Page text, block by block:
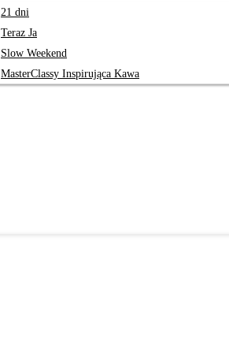
21 dni
Teraz Ja
Slow Weekend
MasterClassy Inspirująca Kawa